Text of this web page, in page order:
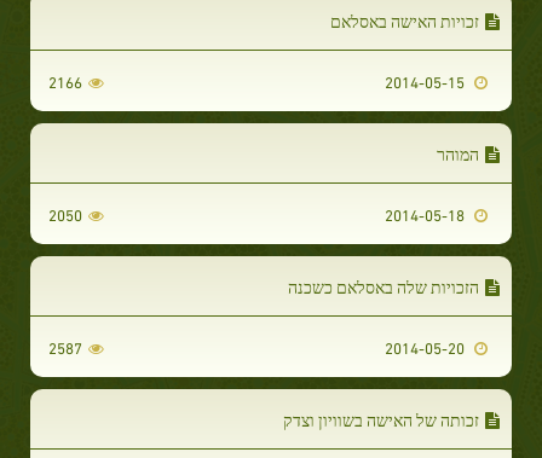
זכויות האישה באסלאם
2166
המוהר
2050
הזכויות שלה באסלאם כשכנה
2587
זכותה של האישה בשוויון וצדק